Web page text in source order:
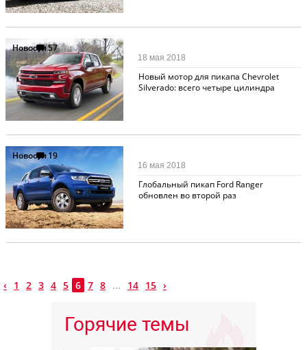
Новости57
Новый мотор для пикапа Chevrolet
Silverado: всего четыре цилиндра
18 мая 2018
Новости19
Глобальный пикап Ford Ranger
обновлен во второй раз
16 мая 2018
‹ 1 2 3 4 5 6 7 8 ... 14 15 ›
Горячие темы